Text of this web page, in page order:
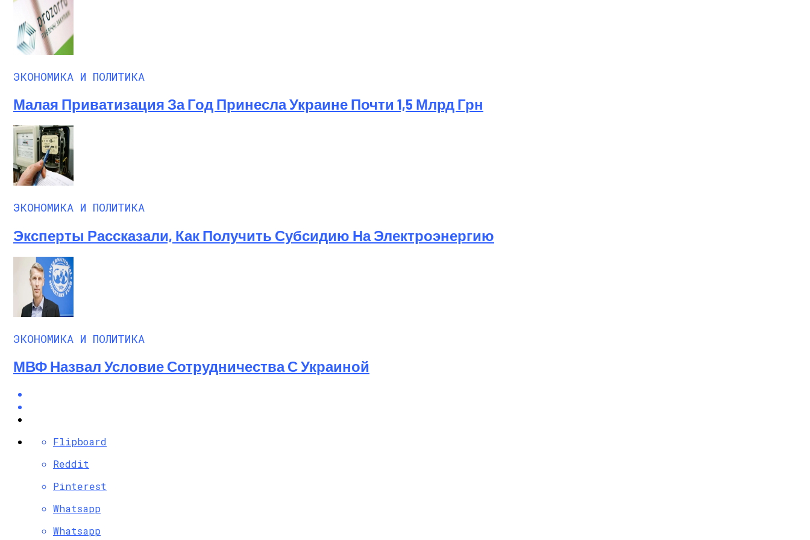
ЭКОНОМИКА И ПОЛИТИКА
Малая Приватизация За Год Принесла Украине Почти 1,5 Млрд Грн
ЭКОНОМИКА И ПОЛИТИКА
Эксперты Рассказали, Как Получить Субсидию На Электроэнергию
ЭКОНОМИКА И ПОЛИТИКА
МВФ Назвал Условие Сотрудничества С Украиной
Flipboard
Reddit
Pinterest
Whatsapp
Whatsapp